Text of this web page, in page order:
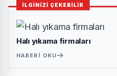
İLGİNİZİ ÇEKEBİLİR
Halı yıkama firmaları
HABERI OKU